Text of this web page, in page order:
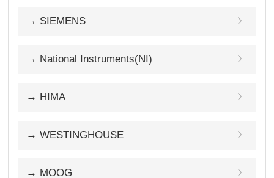
→ SIEMENS
→ National Instruments(NI)
→ HIMA
→ WESTINGHOUSE
→ MOOG